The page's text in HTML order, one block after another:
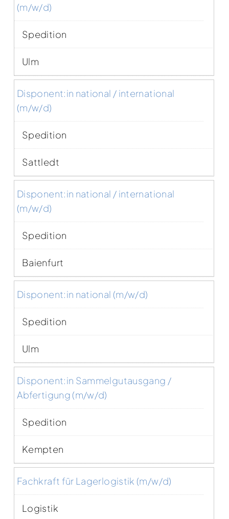
(m/w/d)
Spedition
Ulm
Disponent:in national / international
(m/w/d)
Spedition
Sattledt
Disponent:in national / international
(m/w/d)
Spedition
Baienfurt
Disponent:in national (m/w/d)
Spedition
Ulm
Disponent:in Sammelgutausgang /
Abfertigung (m/w/d)
Spedition
Kempten
Fachkraft für Lagerlogistik (m/w/d)
Logistik